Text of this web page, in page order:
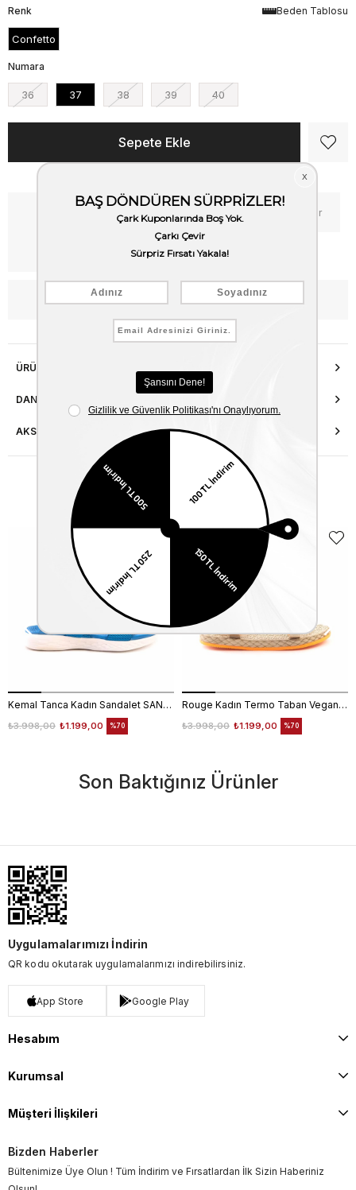
Beden Tablosu
Renk
Confetto
Numara
36 37 38 39 40
Kritik Stok Fiyat Düşünce Haber Ver
Kargo Bedava
WhatsApp’tan Bilgi Al
ÜRÜN ÖZELLIKLERI
DANIŞMA HATTI
AKSESUAR ONARIMI
Benzer Ürünler
Kemal Tanca Kadın Sandalet SANDALET
₺1.199,00
₺3.998,00 %70
Rouge Kadın Termo Taban Vegan Cırt Bantlı Bej Sandalet 1001
₺1.199,00
₺3.998,00 %70
Son Baktığınız Ürünler
Uygulamalarımızı İndirin
QR kodu okutarak uygulamalarımızı indirebilirsiniz.
App Store Google Play
Hesabım
Kurumsal
Müşteri İlişkileri
Bizden Haberler
Bültenimize Üye Olun ! Tüm İndirim ve Fırsatlardan İlk Sizin Haberiniz